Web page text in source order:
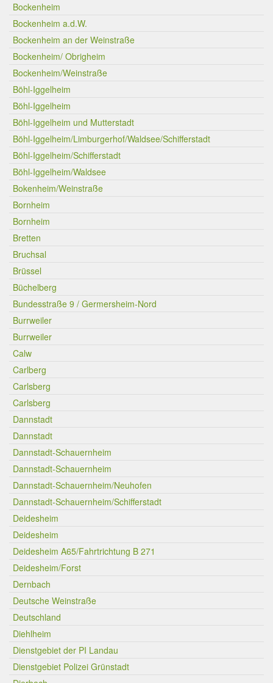
Bockenheim
Bockenheim a.d.W.
Bockenheim an der Weinstraße
Bockenheim/ Obrigheim
Bockenheim/Weinstraße
Böhl-Iggelheim
Böhl-Iggelheim
Böhl-Iggelheim und Mutterstadt
Böhl-Iggelheim/Limburgerhof/Waldsee/Schifferstadt
Böhl-Iggelheim/Schifferstadt
Böhl-Iggelheim/Waldsee
Bokenheim/Weinstraße
Bornheim
Bornheim
Bretten
Bruchsal
Brüssel
Büchelberg
Bundesstraße 9 / Germersheim-Nord
Burrweiler
Burrweiler
Calw
Carlberg
Carlsberg
Carlsberg
Dannstadt
Dannstadt
Dannstadt-Schauernheim
Dannstadt-Schauernheim
Dannstadt-Schauernheim/Neuhofen
Dannstadt-Schauernheim/Schifferstadt
Deidesheim
Deidesheim
Deidesheim A65/Fahrtrichtung B 271
Deidesheim/Forst
Dernbach
Deutsche Weinstraße
Deutschland
Diehlheim
Dienstgebiet der PI Landau
Dienstgebiet Polizei Grünstadt